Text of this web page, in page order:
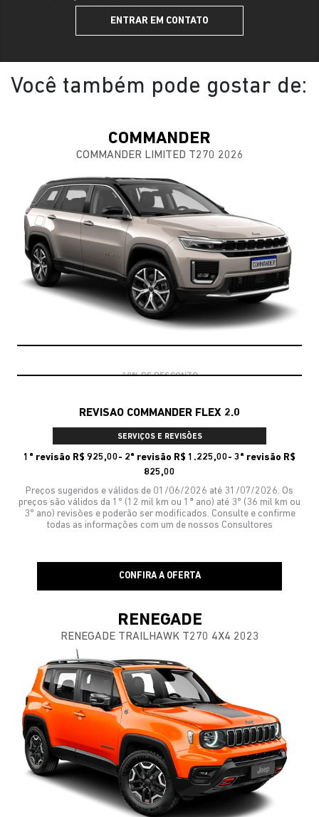
ENTRAR EM CONTATO
Você também pode gostar de:
COMMANDER
COMMANDER LIMITED T270 2026
REVISAO COMMANDER FLEX 2.0
SERVIÇOS E REVISÕES
1ª revisão R$ 925,00- 2ª revisão R$ 1.225,00- 3ª revisão R$
825,00
Preços sugeridos e válidos de 01/06/2026 até 31/07/2026. Os
preços são válidos da 1º (12 mil km ou 1ª ano) até 3º (36 mil km ou
3º ano) revisões e poderão ser modificados. Consulte e confirme
todas as informações com um de nossos Consultores
CONFIRA A OFERTA
RENEGADE
RENEGADE TRAILHAWK T270 4X4 2023